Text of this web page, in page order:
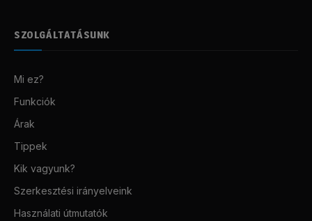
SZOLGÁLTATÁSUNK
Mi ez?
Funkciók
Árak
Tippek
Kik vagyunk?
Szerkesztési irányelveink
Használati útmutatók